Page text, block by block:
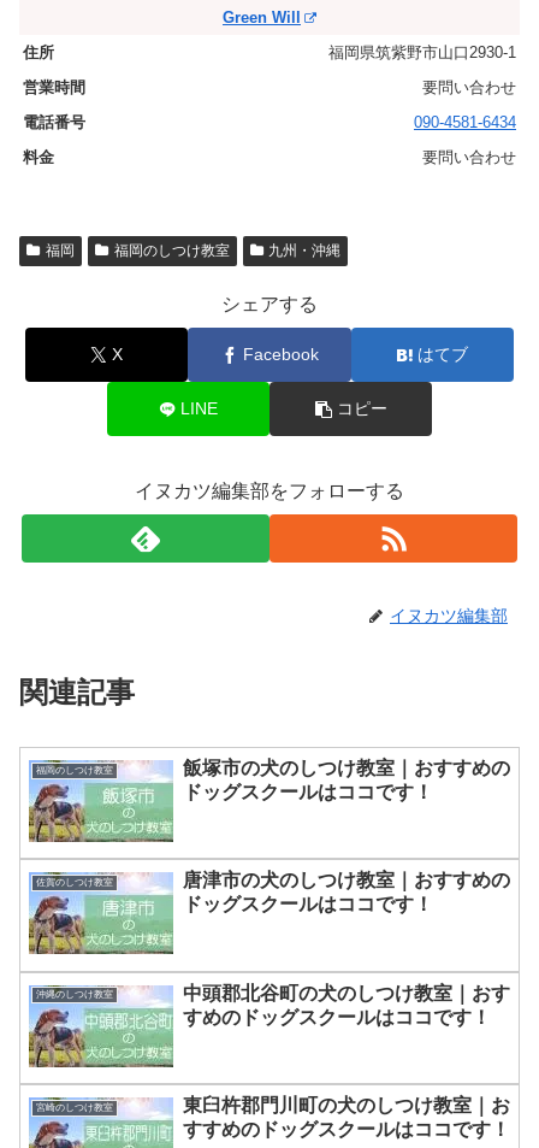
Green Will
福岡県筑紫野市山口2930-1
要問い合わせ
090-4581-6434
要問い合わせ
福岡 福岡のしつけ教室 九州・沖縄
シェアする
X Facebook はてブ
LINE コピー
イヌカツ編集部をフォローする
イヌカツ編集部
関連記事
福岡のしつけ教室
飯塚市の犬のしつけ教室｜おすすめの
ドッグスクールはココです！
佐賀のしつけ教室
唐津市の犬のしつけ教室｜おすすめの
ドッグスクールはココです！
沖縄のしつけ教室
中頭郡北谷町の犬のしつけ教室｜おす
すめのドッグスクールはココです！
宮崎のしつけ教室
東臼杵郡門川町の犬のしつけ教室｜お
すすめのドッグスクールはココです！